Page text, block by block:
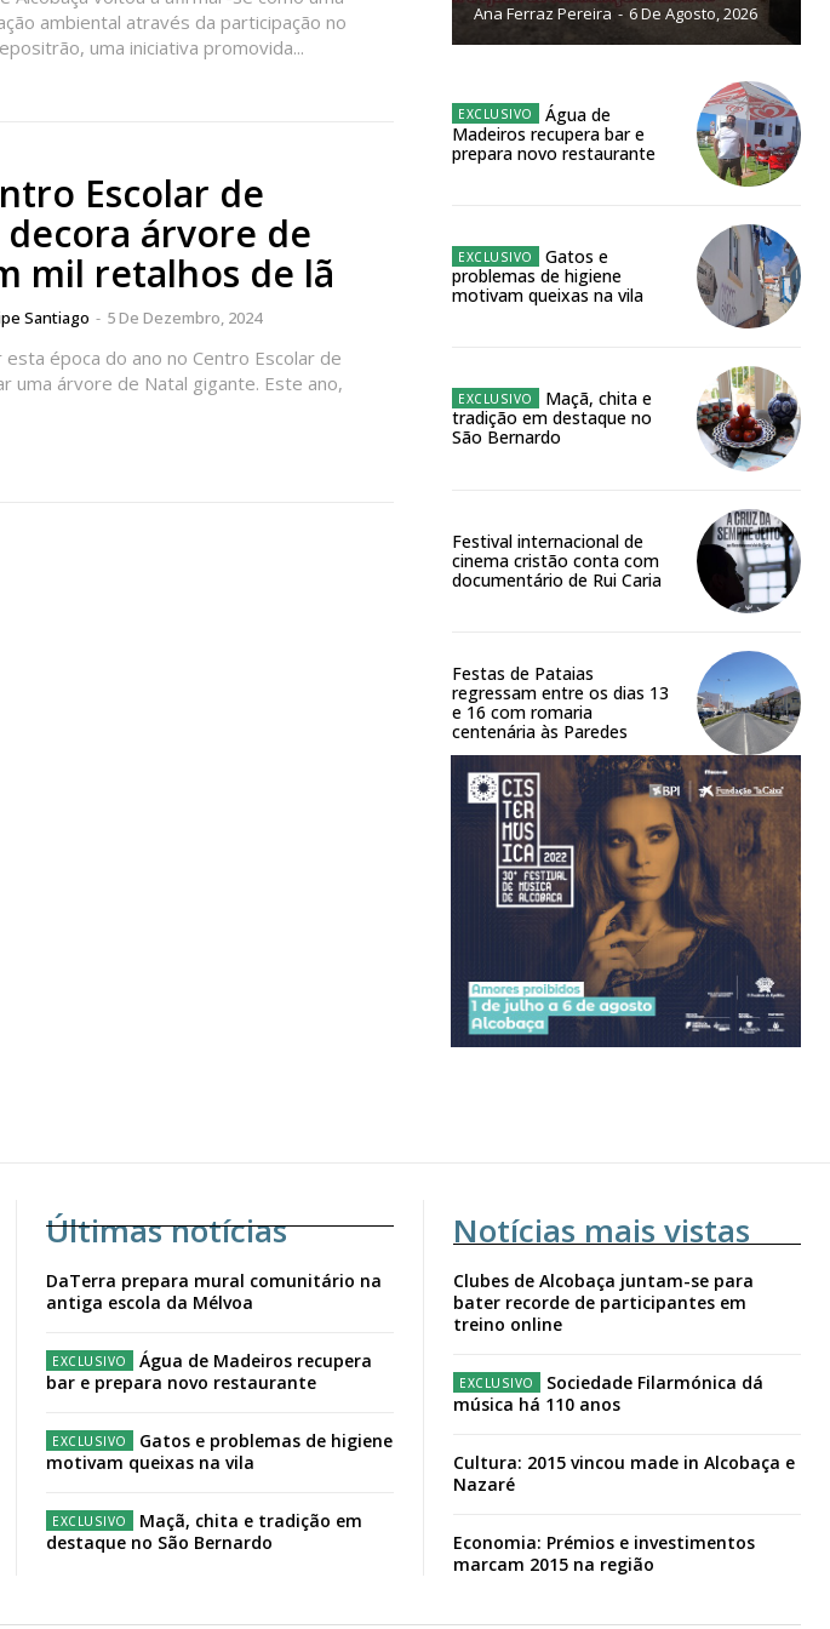
ASSINATURA
12 meses
Acesso ao conteúdo online
Acesso aos conteúdos Exclusivos para
assinantes
ambiental através da participação no
uma iniciativa promovida...
Escolar de
decora árvore de
mil retalhos de lã
Santiago - 5 De Dezembro, 2024
esta época do ano no Centro Escolar de
uma árvore de Natal gigante. Este ano,
Ana Ferraz Pereira - 6 De Agosto, 2026
Água de
Madeiros recupera bar e
prepara novo restaurante
Gatos e
problemas de higiene
motivam queixas na vila
Maçã, chita e
tradição em destaque no
São Bernardo
Festival internacional de
cinema cristão conta com
documentário de Rui Caria
Festas de Pataias
regressam entre os dias 13
e 16 com romaria
centenária às Paredes
Últimas notícias
DaTerra prepara mural comunitário na
antiga escola da Mélvoa
Água de Madeiros recupera
bar e prepara novo restaurante
Gatos e problemas de higiene
motivam queixas na vila
Maçã, chita e tradição em
destaque no São Bernardo
Notícias mais vistas
Clubes de Alcobaça juntam-se para
bater recorde de participantes em
treino online
Sociedade Filarmónica dá
música há 110 anos
Cultura: 2015 vincou made in Alcobaça e
Nazaré
Economia: Prémios e investimentos
marcam 2015 na região